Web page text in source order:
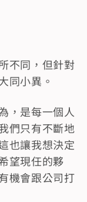
不同，但針對
同小異。
，是每一個人
們只有不斷地
也讓我想決定
望現任的夥
機會跟公司打